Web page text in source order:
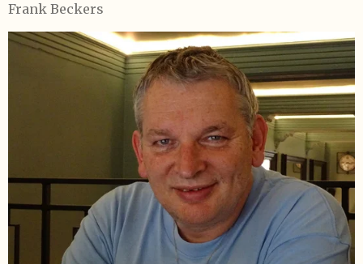
Frank Beckers